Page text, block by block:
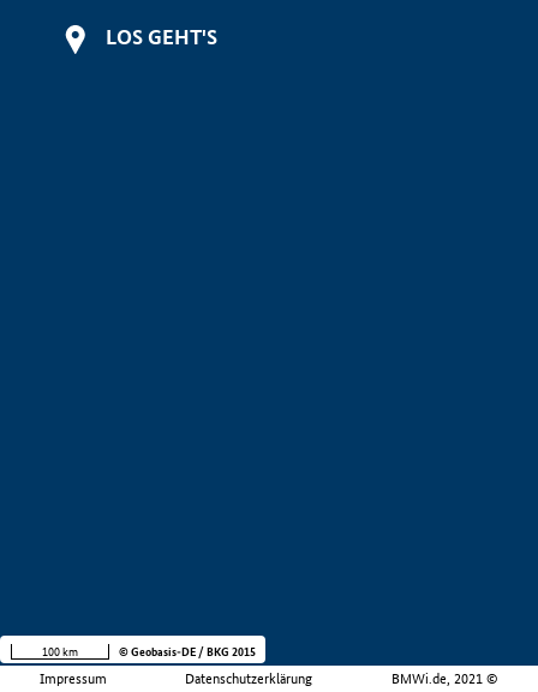
LOS GEHT'S
Impressum Datenschutzerklärung BMWi.de, 2021 ©
100 km © Geobasis-DE / BKG 2015